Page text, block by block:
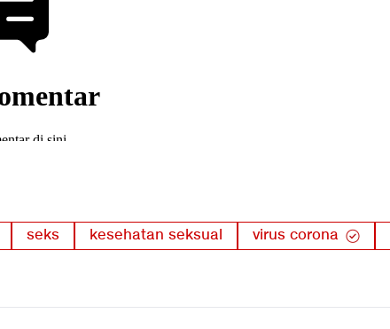
seks kesehatan seksual virus corona